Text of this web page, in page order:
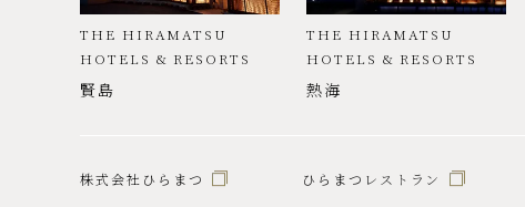
THE HIRAMATSU
HOTELS & RESORTS
賢島
THE HIRAMATSU
HOTELS & RESORTS
熱海
株式会社ひらまつ ひらまつレストラン